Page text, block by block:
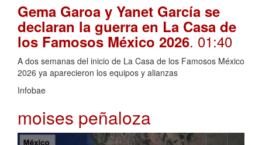
Gema Garoa y Yanet García se
declaran la guerra en La Casa de
los Famosos México 2026. 01:40
A dos semanas del inicio de La Casa de los Famosos México
2026 ya aparecieron los equipos y alianzas
Infobae
moises peñaloza